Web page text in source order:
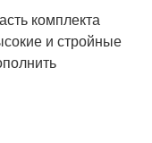
комплекта
и стройные